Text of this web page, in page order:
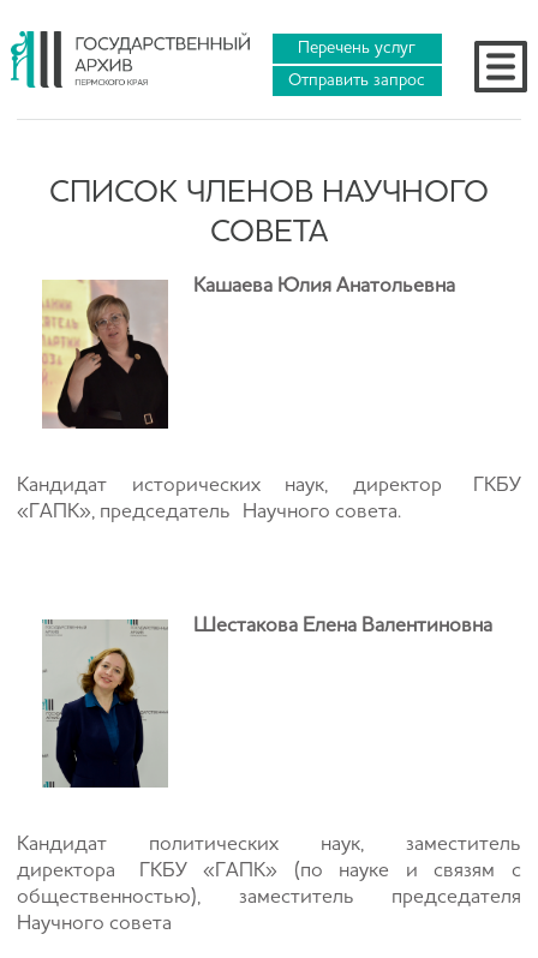
Перечень услуг
Отправить запрос
СПИСОК ЧЛЕНОВ НАУЧНОГО
СОВЕТА
Кашаева Юлия Анатольевна
Кандидат исторических наук, директор ГКБУ
«ГАПК», председатель Научного совета.
Шестакова Елена Валентиновна
Кандидат политических наук, заместитель
директора
ГКБУ «ГАПК» (по науке и связям с
общественностью), заместитель председателя
Научного совета